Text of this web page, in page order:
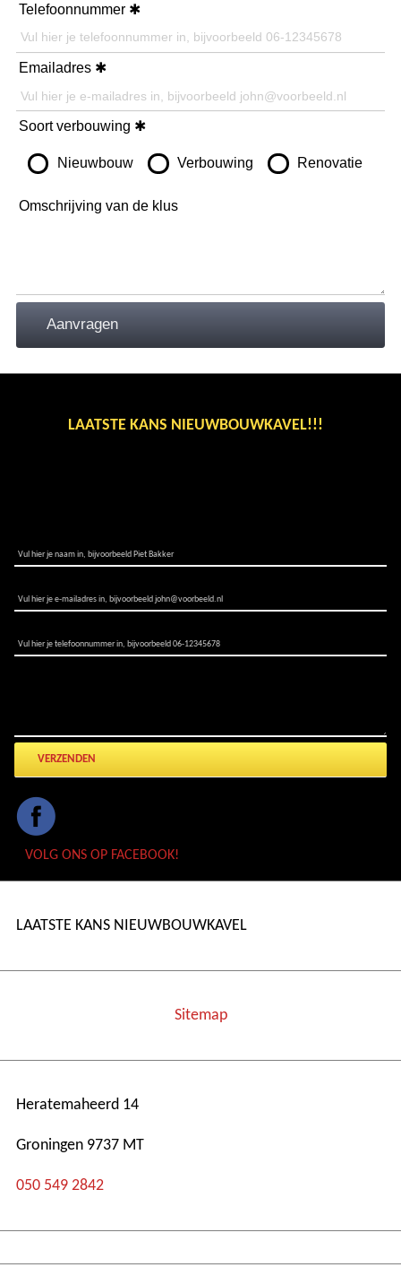
Telefoonnummer
Emailadres
Soort verbouwing
Nieuwbouw Verbouwing Renovatie
Omschrijving van de klus
LAATSTE KANS NIEUWBOUWKAVEL!!!
VOLG ONS OP FACEBOOK!
LAATSTE KANS NIEUWBOUWKAVEL
Sitemap
Heratemaheerd 14
Groningen 9737 MT
050 549 2842